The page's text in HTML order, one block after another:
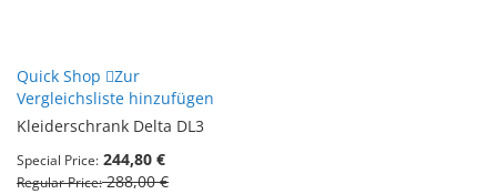
Quick Shop
Zur
Vergleichsliste hinzufügen
Kleiderschrank Delta DL3
Special Price 244,80 €
Regular Price 288,00 €